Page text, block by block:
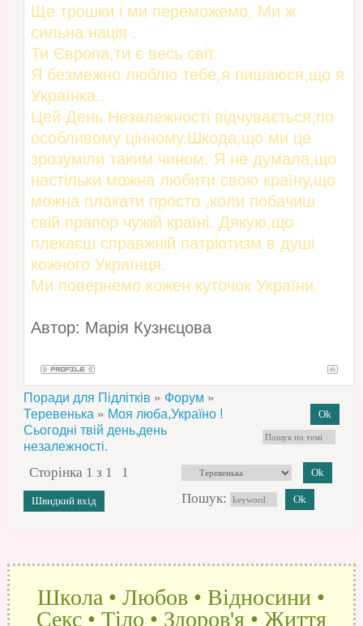
Ще трошки і ми переможемо. Ми ж
сильна нація .
Ти Європа,ти є весь світ.
Я безмежно люблю тебе,я пишаюся,що я
Українка..
Цей День Незалежності відчувається,по
особливому цінному.Шкода,що ми це
зрозуміли таким чином. Я не думала,що
настільки можна любити свою країну,що
можна плакати просто ,коли побачиш
свій прапор чужій країні. Дякую,що
плекаєш справжній патріотизм в душі
кожного Українця.
Ми повернемо кожен куточок України.
Автор: Марія Кузнєцова
Поради для Підлітків » Форум »
Теревенька » Моя люба,Україно !
Сьогодні твій день,день
незалежності.
Сторінка 1 з 1
1
Пошук:
Школа • Любов • Відносини •
Секс • Тіло • Здоров'я • Життя